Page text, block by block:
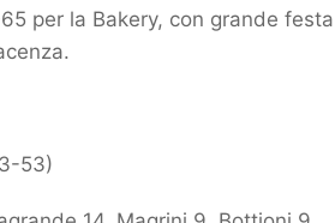
per la Bakery, con grande festa
53)